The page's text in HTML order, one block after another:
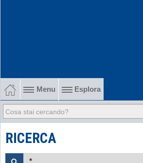
Menu Esplora
1902-1915 Gli esordi
1915-1945 Tra le due guerre
1945-1968 Dalla liberazione al '68
RICERCA